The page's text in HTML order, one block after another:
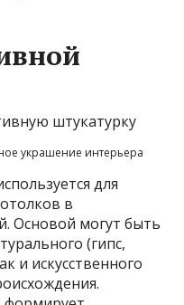
украшение интерьера
для
в
Основой могут быть
(гипс,
и искусственного